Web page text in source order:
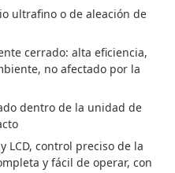
ultrafino o de aleación de
cerrado: alta eficiencia,
no afectado por la
dentro de la unidad de
LCD, control preciso de la
y fácil de operar, con